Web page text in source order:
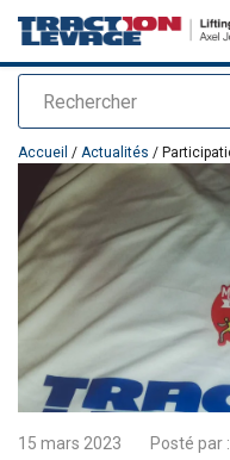
Rechercher
Ajouté au panier
Accueil / Actualités /
15 mars 2023 Posté par :